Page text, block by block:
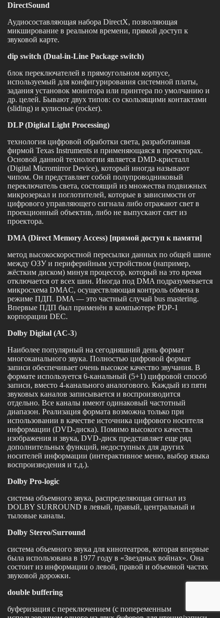
DirectSound
Аудиосоставляющая набора DirectX, позволяющая
микширование в реальном времени, прямой доступ к
звуковой карте.
dip switch (Dual-in-Line Package switch)
блок переключателей в прямоугольном корпусе,
используемый для конфигурирования системной платы,
задания установок монитора или принтера по умолчанию и
др. целей. Бывают двух типов: со скользящими контактами
(sliding) и кулисные (rocker).
DLP (Digital Light Processing)
технология цифровой обработки света, разработанная
фирмой Texas Instruments и применяющаяся в проекторах.
Основой данной технологии является DMD-кристалл
(Digital Micromirror Device), который иногда называют
чипом. Он представляет собой полупроводниковый
переключатель света, состоящий из множества подвижных
микрозеркал и поглотителей, которые в зависимости от
цифрового управляющего сигнала либо отражают свет в
проекционный объектив, либо не выпускают свет из
проектора.
DMA (Direct Memory Access) [прямой доступ к памяти]
метод высокоскоростной пересылки данных по общей шине
между ОЗУ и периферийным устройством (например,
жёстким диском) минуя процессор, который на это время
отключается от всех шин. Иногда под DMA подразумевается
микросхема DMAC, осуществляющая контроль обмена в
режиме ПДП. DMA — это частный случай bus mastering.
Впервые ПДП был применён в компьютере PDP-1
корпорации DEC.
Dolby Digital (AC-3)
Наиболее популярный на сегодняшний день формат
многоканального звука. Полностью цифровой формат
записи обеспечивает очень высокое качество звучания. В
формате используется 6-канальный (5+1) цифровой способ
записи, вместо 4-канального аналогового. Каждый из пяти
звуковых каналов записывается и воспроизводится
отдельно. Все каналы имеют одинаковый частотный
диапазон. Реализация формата возможна только при
использовании в качестве источника цифрового носителя
информации (DVD-диска). Помимо высокого качества
изображения и звука, DVD-диск представляет еще ряд
дополнительных функций, недоступных для других
носителей информации (интерактивное меню, выбор языка
воспроизведения и т.д.).
Dolby Pro-logic
система объемного звука, распределяющая сигнал из
DOLBY SURROUND в левый, правый, центральный и
тыловые каналы.
Dolby Stereo/Surround
система объемного звука для кинотеатров, которая впервые
была использована в 1977 году в «Звездных войнах». Она
состоит из информации о левой, правой и объемной частях
звуковой дорожки.
double buffering
буферизация с переключением (с попеременным